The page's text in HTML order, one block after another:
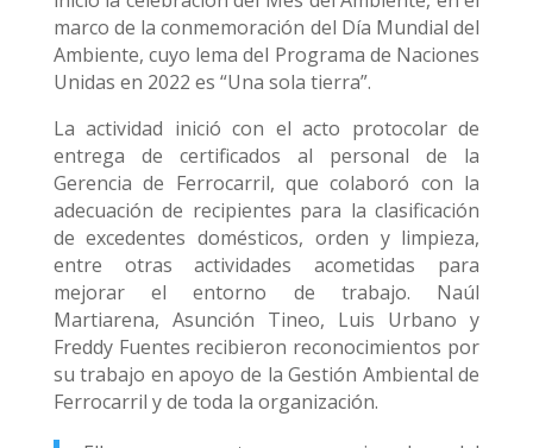
marco de la conmemoración del Día Mundial del
Ambiente, cuyo lema del Programa de Naciones
Unidas en 2022 es “Una sola tierra”.
La actividad inició con el acto protocolar de
entrega de certificados al personal de la
Gerencia de Ferrocarril, que colaboró con la
adecuación de recipientes para la clasificación
de excedentes domésticos, orden y limpieza,
entre otras actividades acometidas para
mejorar el entorno de trabajo. Naúl
Martiarena, Asunción Tineo, Luis Urbano y
Freddy Fuentes recibieron reconocimientos por
su trabajo en apoyo de la Gestión Ambiental de
Ferrocarril y de toda la organización.